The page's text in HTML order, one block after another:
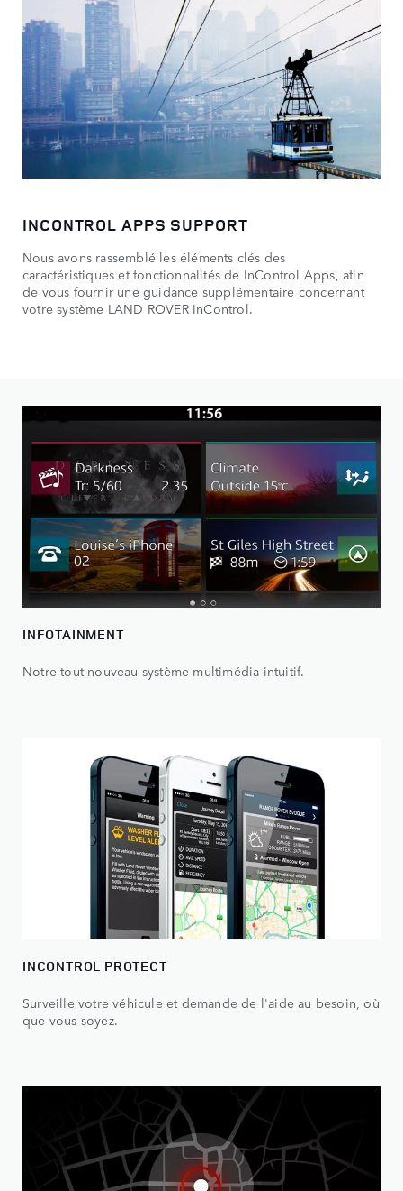
INCONTROL APPS SUPPORT
Nous avons rassemblé les éléments clés des
caractéristiques et fonctionnalités de InControl Apps, afin
de vous fournir une guidance supplémentaire concernant
votre système LAND ROVER InControl.
INFOTAINMENT
Notre tout nouveau système multimédia intuitif.
INCONTROL PROTECT
Surveille votre véhicule et demande de l'aide au besoin, où
que vous soyez.